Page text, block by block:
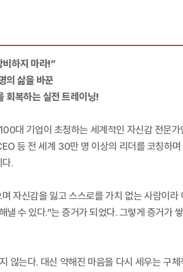
비하지 마라!”
의 삶을 바꾼
회복하는 실전 트레이닝!
대 기업이 초청하는 세계적인 자신감 전
등 전 세계 30만 명 이상의 리더를 코칭하
다.
자신감을 잃고 스스로를 가치 없는 사람이
낼 수 있다.”는 증거가 되었다. 그렇게 증거
않는다. 대신 약해진 마음을 다시 세우는 구